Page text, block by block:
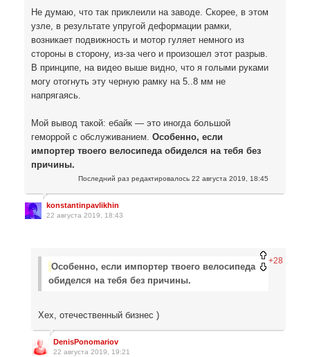
Не думаю, что так приклеили на заводе. Скорее, в этом
узле, в результате упругой деформации рамки,
возникает подвижность и мотор гуляет немного из
стороны в сторону, из-за чего и произошел этот разрыв.
В принципе, на видео выше видно, что я голыми руками
могу отогнуть эту черную рамку на 5..8 мм не
напрягаясь.
Мой вывод такой: ебайк — это иногда большой
геморрой с обслуживанием. Особенно, если
импортер твоего велосипеда обиделся на тебя без
причины.
Последний раз редактировалось 22 августа 2019, 18:45
konstantinpavlikhin
22 августа 2019, 18:43
+28
Особенно, если импортер твоего велосипеда
обиделся на тебя без причины.
Хех, отечественный бизнес )
DenisPonomariov
22 августа 2019, 19:21